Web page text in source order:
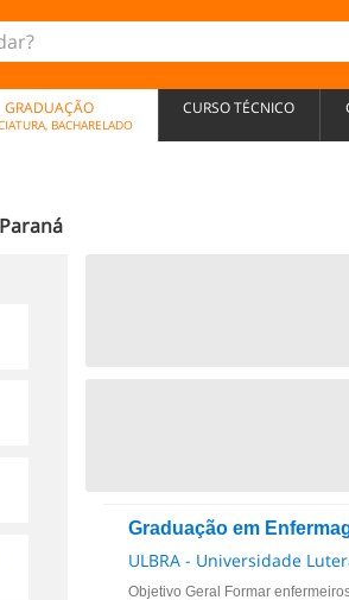
GRADUAÇÃO
BACHARELADO
CURSO TÉCNICO
Graduação em
ULBRA - Universidade
Objetivo Geral Formar